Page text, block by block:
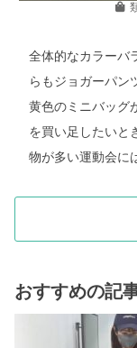
全体的なカラーバ
らもジョガーパン
黄色のミニバッグ
を買い足したいと
物が多い運動会に
おすすめの記